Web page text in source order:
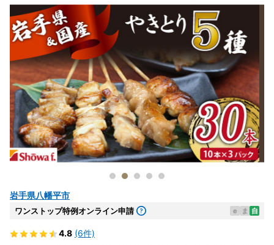
岩手県八幡平市
ワンストップ特例オンライン申請 e ま 自
4.8 (6件)